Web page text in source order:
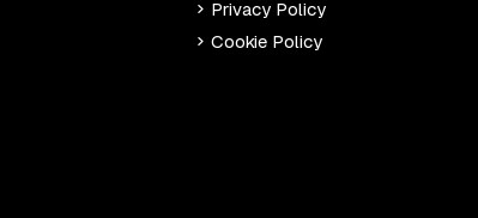
Privacy Policy
Cookie Policy